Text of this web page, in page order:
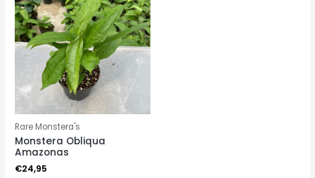
Rare Monstera's
Monstera Obliqua
Amazonas
€24,95